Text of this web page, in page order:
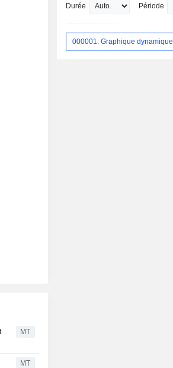
MT
MT
Durée Période
000001: Graphique dynamique